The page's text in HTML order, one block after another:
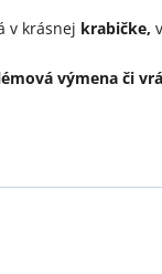
v krásnej krabičke,
výmena či